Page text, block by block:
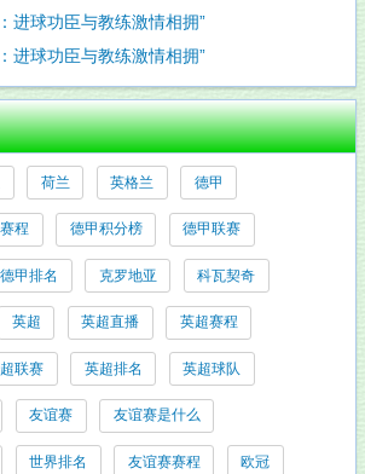
进球功臣与教练激情相拥”
进球功臣与教练激情相拥”
荷兰 英格兰 德甲
程 德甲积分榜 德甲联赛
德甲排名 克罗地亚 科瓦契奇
英超 英超直播 英超赛程
联赛 英超排名 英超球队
友谊赛 友谊赛是什么
世界排名 友谊赛赛程 欧冠